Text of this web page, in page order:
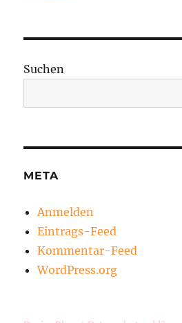
Suchen
META
Anmelden
Eintrags-Feed
Kommentar-Feed
WordPress.org